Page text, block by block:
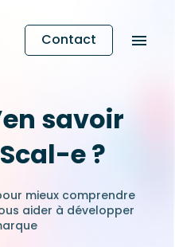
Contact
savoir
e ?
mieux comprendre
aider à développer